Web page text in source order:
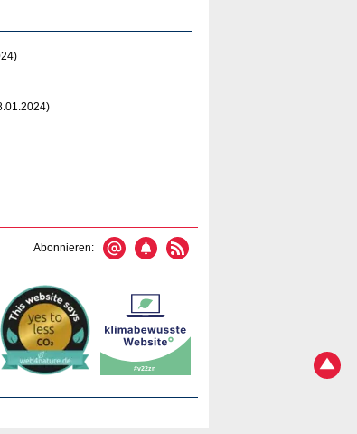
Abonnieren: